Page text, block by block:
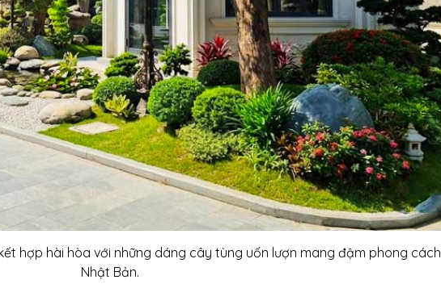
hợp hài hòa với những dáng cây tùng uốn lượn mang đậm phong cách
Nhật Bản.​